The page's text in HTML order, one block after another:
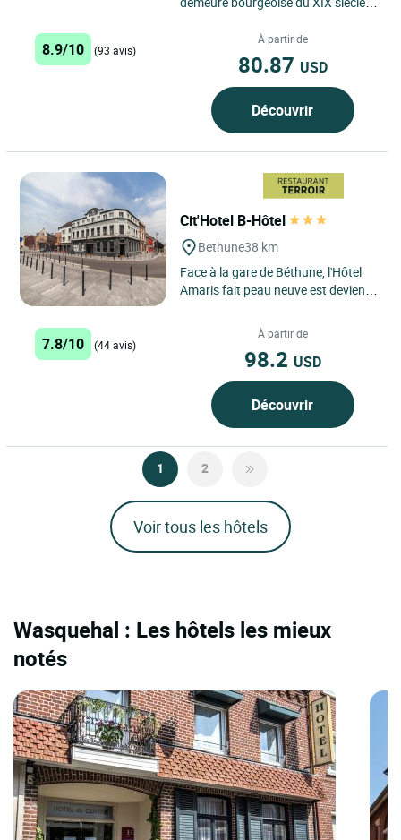
confort moderne...
8.9/10 (93 avis)
À partir de
80.87 USD
Découvrir
Cit'Hotel B-Hôtel
Bethune38 km
Face à la gare de Béthune, l'Hôtel
Amaris fait peau neuve est devient
rénovées. Depuis...
7.8/10 (44 avis)
À partir de
98.2 USD
Découvrir
1 2
Voir tous les hôtels
Wasquehal : Les hôtels les mieux
notés